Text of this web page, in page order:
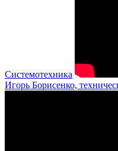
Системотехника
Игорь Борисенко,